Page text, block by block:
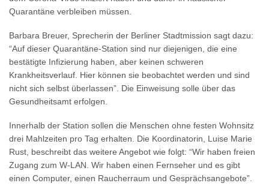
Quarantäne verbleiben müssen.
Barbara Breuer, Sprecherin der Berliner Stadtmission sagt dazu:
“Auf dieser Quarantäne-Station sind nur diejenigen, die eine
bestätigte Infizierung haben, aber keinen schweren
Krankheitsverlauf. Hier können sie beobachtet werden und sind
nicht sich selbst überlassen”. Die Einweisung solle über das
Gesundheitsamt erfolgen.
Innerhalb der Station sollen die Menschen ohne festen Wohnsitz
drei Mahlzeiten pro Tag erhalten. Die Koordinatorin, Luise Marie
Rust, beschreibt das weitere Angebot wie folgt: “Wir haben freien
Zugang zum W-LAN. Wir haben einen Fernseher und es gibt
einen Computer, einen Raucherraum und Gesprächsangebote”.